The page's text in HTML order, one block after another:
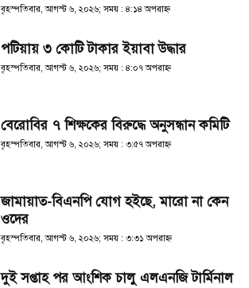
বৃহস্পতিবার, আগস্ট ৬, ২০২৬; সময় : ৪:১৪ অপরাহ্ণ
পটিয়ায় ৩ কোটি টাকার ইয়াবা উদ্ধার
বৃহস্পতিবার, আগস্ট ৬, ২০২৬; সময় : ৪:০৭ অপরাহ্ণ
বেরোবির ৭ শিক্ষকের বিরুদ্ধে অনুসন্ধান কমিটি
বৃহস্পতিবার, আগস্ট ৬, ২০২৬; সময় : ৩:৫৭ অপরাহ্ণ
জামায়াত-বিএনপি যোগ হইছে, মারো না কেন
ওদের
বৃহস্পতিবার, আগস্ট ৬, ২০২৬; সময় : ৩:৩১ অপরাহ্ণ
দুই সপ্তাহ পর আংশিক চালু এলএনজি টার্মিনাল